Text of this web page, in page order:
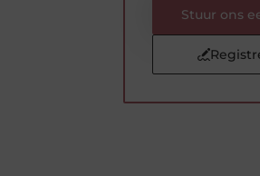
Stuur ons